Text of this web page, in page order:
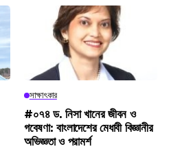
সাক্ষাৎকার
#০৭৪ ড. নিসা খানের জীবন ও
গবেষণা: বাংলাদেশের মেধাবী বিজ্ঞানীর
অভিজ্ঞতা ও পরামর্শ